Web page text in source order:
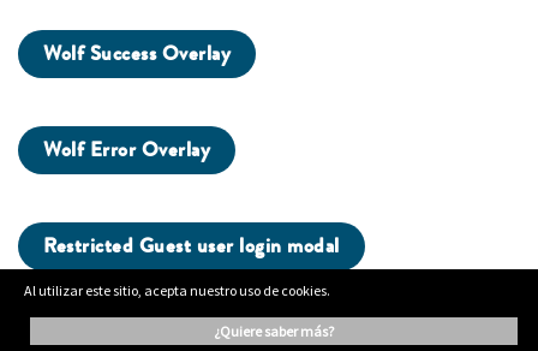
Wolf Success Overlay
Wolf Error Overlay
Restricted Guest user login modal
Al utilizar este sitio, acepta nuestro uso de cookies.
¿quiere saber más?